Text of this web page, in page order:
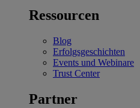
Ressourcen
Blog
Erfolgsgeschichten
Events und Webinare
Trust Center
Partner